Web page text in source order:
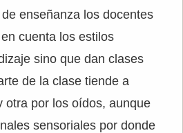
enseñanza los docentes
cuenta los estilos
sino que dan clases
de la clase tiende a
otra por los oídos, aunque
sensoriales por donde